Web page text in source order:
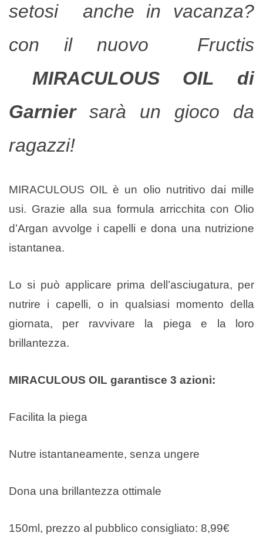
setosi anche in vacanza?
con il nuovo Fructis
MIRACULOUS OIL di
Garniersarà un gioco da
ragazzi!
MIRACULOUS OIL è un olio nutritivo dai mille
usi. Grazie alla sua formula arricchita con Olio
d’Argan avvolge i capelli e dona una nutrizione
istantanea.
Lo si può applicare prima dell’asciugatura, per
nutrire i capelli, o in qualsiasi momento della
giornata, per ravvivare la piega e la loro
brillantezza.
MIRACULOUS OIL garantisce 3 azioni:
Facilita la piega
Nutre istantaneamente, senza ungere
Dona una brillantezza ottimale
150ml, prezzo al pubblico consigliato: 8,99€